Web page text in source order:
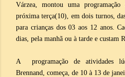
Várzea, montou uma
próxima terça(10), em dois turnos,
para crianças dos 03 aos 12 anos.
dias, pela manhã ou à tarde e custam
A programação de atividades
Brennand, começa, de 10 à 13 de